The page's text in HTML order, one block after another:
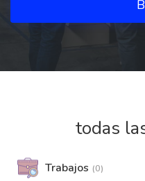
todas
Trabajos (0)